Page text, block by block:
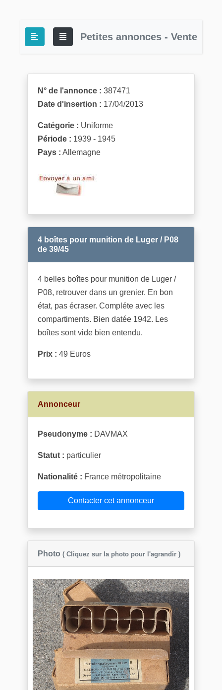
Petites annonces - Vente
N° de l'annonce : 387471
Date d'insertion : 17/04/2013
Catégorie : Uniforme
Période : 1939 - 1945
Pays : Allemagne
4 boîtes pour munition de Luger / P08
de 39/45
4 belles boîtes pour munition de Luger /
P08, retrouver dans un grenier. En bon
état, pas écraser. Compléte avec les
compartiments. Bien datée 1942. Les
boîtes sont vide bien entendu.
Prix : 49 Euros
Annonceur
Pseudonyme : DAVMAX
Statut : particulier
Nationalité : France métropolitaine
Contacter cet annonceur
Photo ( Cliquez sur la photo pour l'agrandir )